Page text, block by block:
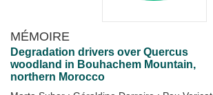
MÉMOIRE
Degradation drivers over Quercus
woodland in Bouhachem Mountain,
northern Morocco